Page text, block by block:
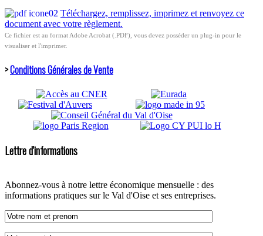
Téléchargez, remplissez, imprimez et renvoyez ce
document avec votre règlement.
Ce fichier est au format Adobe Acrobat (.PDF), vous devez posséder un plug-in pour le
visualiser et l'imprimer.
>Conditions Générales de Vente
Lettre d'informations
Abonnez-vous à notre lettre économique mensuelle : des
informations pratiques sur le Val d'Oise et ses entreprises.